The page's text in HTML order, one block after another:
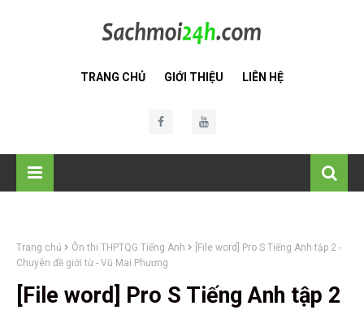
TRANG CHỦ GIỚI THIỆU LIÊN HỆ
Trang chủ Ôn thi THPTQG Tiếng Anh
[File word] Pro S Tiếng Anh tập 2 -
Chuyên đề giới từ - Vũ Mai Phương
[File word] Pro S Tiếng Anh tập 2